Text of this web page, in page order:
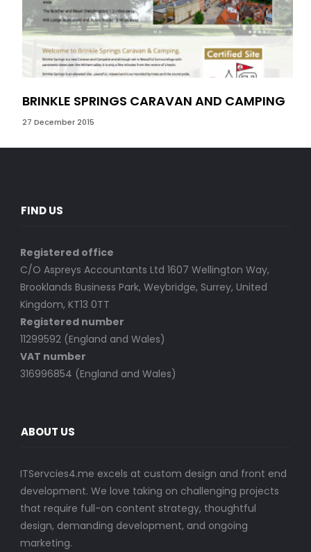
BRINKLE SPRINGS CARAVAN AND CAMPING
27 December 2015
FIND US
Registered office
C/O Aspreys Accountants Ltd 1607 Wellington Way,
Brooklands Business Park, Weybridge, Surrey, United
Kingdom, KT13 0TT
Registered number
11299592 (England and Wales)
VAT number
316996854 (England and Wales)
ABOUT US
ITServcies4.me excels at custom design and front end
development. We love taking on challenging projects
that require full-on content strategy, thoughtful
design, demanding development, and ongoing
marketing.